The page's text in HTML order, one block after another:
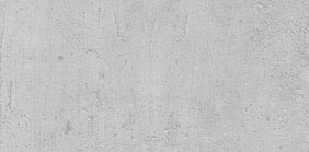
Kuasa Lp
€ *